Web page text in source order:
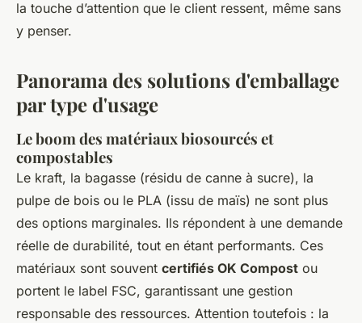
la touche d’attention que le client ressent, même sans
y penser.
Panorama des solutions d'emballage
par type d'usage
Le boom des matériaux biosourcés et
compostables
Le kraft, la bagasse (résidu de canne à sucre), la
pulpe de bois ou le PLA (issu de maïs) ne sont plus
des options marginales. Ils répondent à une demande
réelle de durabilité, tout en étant performants. Ces
matériaux sont souvent certifiés OK Compost ou
portent le label FSC, garantissant une gestion
responsable des ressources. Attention toutefois : la